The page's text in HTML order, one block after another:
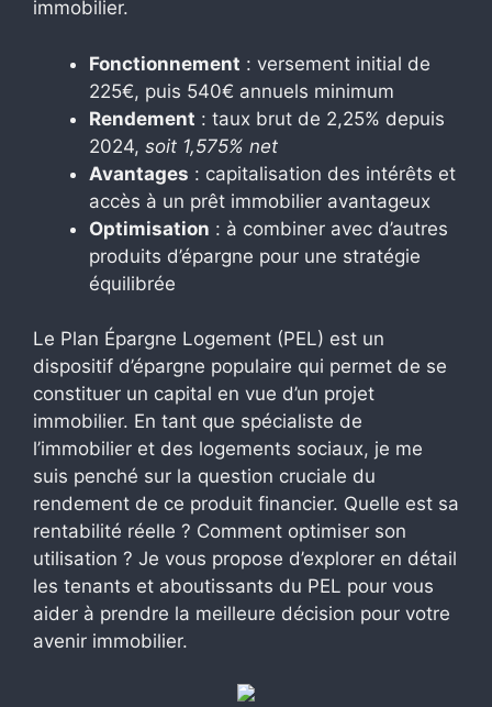
immobilier.
Fonctionnement : versement initial de
225€, puis 540€ annuels minimum
Rendement : taux brut de 2,25% depuis
2024, soit 1,575% net
Avantages : capitalisation des intérêts et
accès à un prêt immobilier avantageux
Optimisation : à combiner avec d’autres
produits d’épargne pour une stratégie
équilibrée
Le Plan Épargne Logement (PEL) est un
dispositif d’épargne populaire qui permet de se
constituer un capital en vue d’un projet
immobilier. En tant que spécialiste de
l’immobilier et des logements sociaux, je me
suis penché sur la question cruciale du
rendement de ce produit financier. Quelle est sa
rentabilité réelle ? Comment optimiser son
utilisation ? Je vous propose d’explorer en détail
les tenants et aboutissants du PEL pour vous
aider à prendre la meilleure décision pour votre
avenir immobilier.